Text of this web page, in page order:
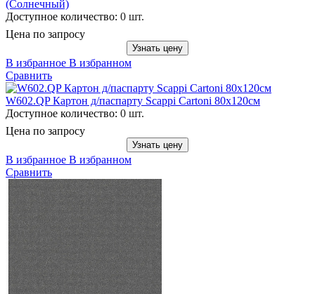
(Солнечный)
Доступное количество: 0 шт.
Цена по запросу
Узнать цену
В избранное В избранном
Сравнить
W602.QP Картон д/паспарту Scappi Cartoni 80х120см
Доступное количество: 0 шт.
Цена по запросу
Узнать цену
В избранное В избранном
Сравнить